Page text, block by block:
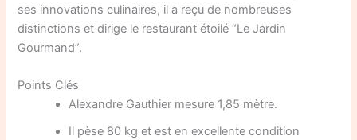
ses innovations culinaires, il a reçu de nombreuses
distinctions et dirige le restaurant étoilé “Le Jardin
Gourmand”.
Points Clés
Alexandre Gauthier mesure 1,85 mètre.
Il pèse 80 kg et est en excellente condition